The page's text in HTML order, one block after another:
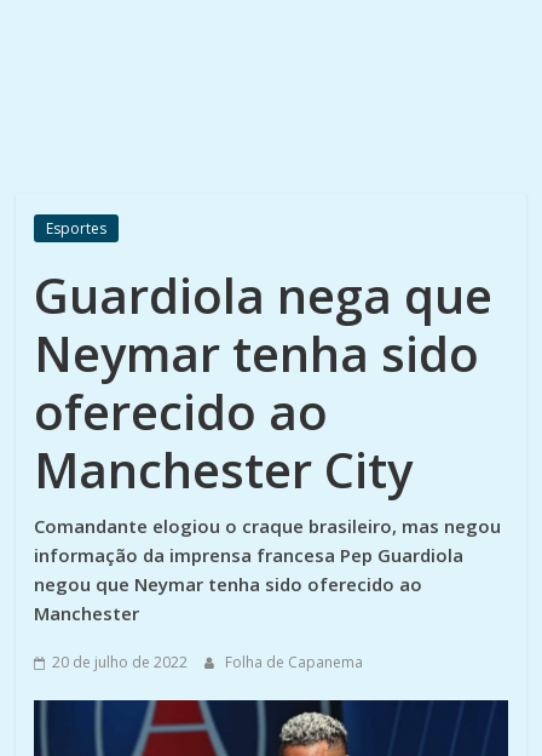
Esportes
Guardiola nega que
Neymar tenha sido
oferecido ao
Manchester City
Comandante elogiou o craque brasileiro, mas negou
informação da imprensa francesa Pep Guardiola
negou que Neymar tenha sido oferecido ao
Manchester
20 de julho de 2022 Folha de Capanema